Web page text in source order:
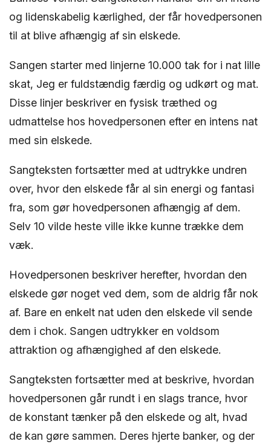
og lidenskabelig kærlighed, der får hovedpersonen
til at blive afhængig af sin elskede.
Sangen starter med linjerne 10.000 tak for i nat lille
skat, Jeg er fuldstændig færdig og udkørt og mat.
Disse linjer beskriver en fysisk træthed og
udmattelse hos hovedpersonen efter en intens nat
med sin elskede.
Sangteksten fortsætter med at udtrykke undren
over, hvor den elskede får al sin energi og fantasi
fra, som gør hovedpersonen afhængig af dem.
Selv 10 vilde heste ville ikke kunne trække dem
væk.
Hovedpersonen beskriver herefter, hvordan den
elskede gør noget ved dem, som de aldrig får nok
af. Bare en enkelt nat uden den elskede vil sende
dem i chok. Sangen udtrykker en voldsom
attraktion og afhængighed af den elskede.
Sangteksten fortsætter med at beskrive, hvordan
hovedpersonen går rundt i en slags trance, hvor
de konstant tænker på den elskede og alt, hvad
de kan gøre sammen. Deres hjerte banker, og der